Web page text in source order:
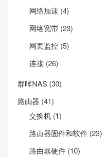
网络加速 (4)
网络宽带 (23)
网页监控 (5)
连接 (26)
群晖NAS (30)
路由器 (41)
交换机 (1)
路由器固件和软件 (23)
路由器硬件 (10)